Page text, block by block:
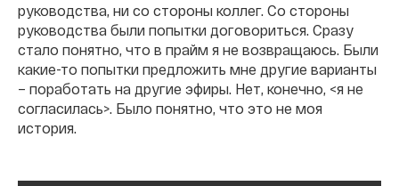
руководства, ни со стороны коллег. Со стороны
руководства были попытки договориться. Сразу
стало понятно, что в прайм я не возвращаюсь. Были
какие-то попытки предложить мне другие варианты
– поработать на другие эфиры. Нет, конечно, <я не
согласилась>. Было понятно, что это не моя
история.